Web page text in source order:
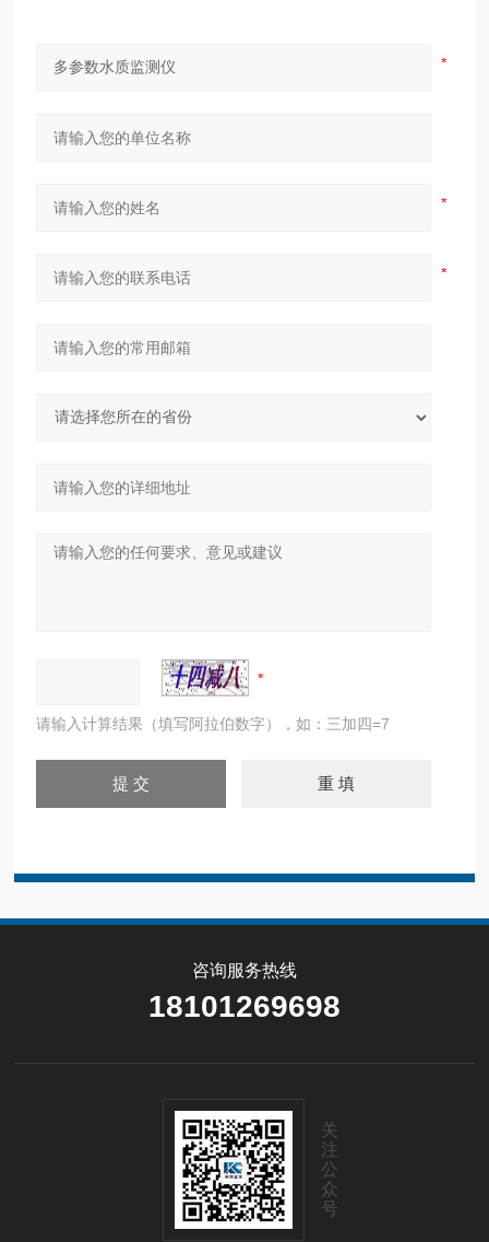
请输入计算结果（填写阿拉伯数字），如：三加四=7
咨询服务热线
18101269698
关
注
公
众
号